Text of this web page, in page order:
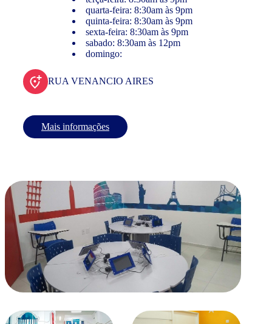
quarta-feira: 8:30am às 9pm
quinta-feira: 8:30am às 9pm
sexta-feira: 8:30am às 9pm
sabado: 8:30am às 12pm
domingo:
RUA VENANCIO AIRES
Mais informações